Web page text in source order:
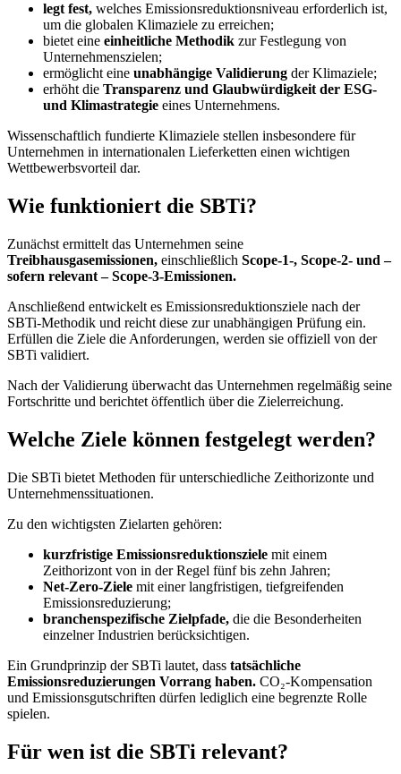
legt fest, welches Emissionsreduktionsniveau erforderlich ist,
um die globalen Klimaziele zu erreichen;
bietet eine einheitliche Methodik zur Festlegung von
Unternehmenszielen;
ermöglicht eine unabhängige Validierung der Klimaziele;
erhöht die Transparenz und Glaubwürdigkeit der ESG-
und Klimastrategie eines Unternehmens.
Wissenschaftlich fundierte Klimaziele stellen insbesondere für
Unternehmen in internationalen Lieferketten einen wichtigen
Wettbewerbsvorteil dar.
Wie funktioniert die SBTi?
Zunächst ermittelt das Unternehmen seine
Treibhausgasemissionen, einschließlich Scope-1-, Scope-2- und –
sofern relevant – Scope-3-Emissionen.
Anschließend entwickelt es Emissionsreduktionsziele nach der
SBTi-Methodik und reicht diese zur unabhängigen Prüfung ein.
Erfüllen die Ziele die Anforderungen, werden sie offiziell von der
SBTi validiert.
Nach der Validierung überwacht das Unternehmen regelmäßig seine
Fortschritte und berichtet öffentlich über die Zielerreichung.
Welche Ziele können festgelegt werden?
Die SBTi bietet Methoden für unterschiedliche Zeithorizonte und
Unternehmenssituationen.
Zu den wichtigsten Zielarten gehören:
kurzfristige Emissionsreduktionsziele mit einem
Zeithorizont von in der Regel fünf bis zehn Jahren;
Net-Zero-Ziele mit einer langfristigen, tiefgreifenden
Emissionsreduzierung;
branchenspezifische Zielpfade, die die Besonderheiten
einzelner Industrien berücksichtigen.
Ein Grundprinzip der SBTi lautet, dass tatsächliche
Emissionsreduzierungen Vorrang haben. CO₂-Kompensation
und Emissionsgutschriften dürfen lediglich eine begrenzte Rolle
spielen.
Für wen ist die SBTi relevant?